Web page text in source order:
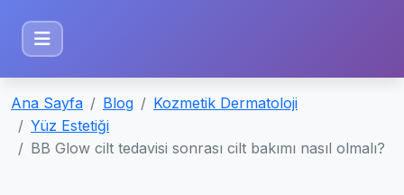
Ana Sayfa Blog
Kozmetik Dermatoloji
Yüz Estetiği
BB Glow cilt tedavisi sonrası cilt bakımı nasıl olmalı?